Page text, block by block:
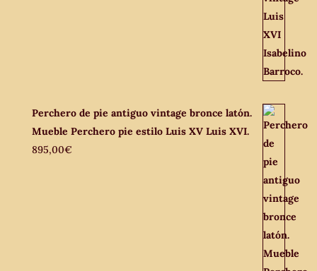
Perchero de pie antiguo vintage bronce latón.
Mueble Perchero pie estilo Luis XV Luis XVI.
895,00€